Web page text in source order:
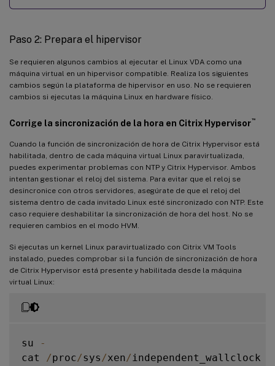
Paso 2: Prepara el hipervisor
Se requieren algunos cambios al ejecutar el Linux VDA como una
máquina virtual en un hipervisor compatible. Realiza los siguientes
cambios según la plataforma de hipervisor en uso. No se requieren
cambios si ejecutas la máquina Linux en hardware físico.
Corrige la sincronización de la hora en Citrix Hypervisor™
Cuando la función de sincronización de hora de Citrix Hypervisor está
habilitada, dentro de cada máquina virtual Linux paravirtualizada,
puedes experimentar problemas con NTP y Citrix Hypervisor. Ambos
intentan gestionar el reloj del sistema. Para evitar que el reloj se
desincronice con otros servidores, asegúrate de que el reloj del
sistema dentro de cada invitado Linux esté sincronizado con NTP. Este
caso requiere deshabilitar la sincronización de hora del host. No se
requieren cambios en el modo HVM.
Si ejecutas un kernel Linux paravirtualizado con Citrix VM Tools
instalado, puedes comprobar si la función de sincronización de hora
de Citrix Hypervisor está presente y habilitada desde la máquina
virtual Linux:
su
-
cat
/proc/sys /xen/ independent_wallclock